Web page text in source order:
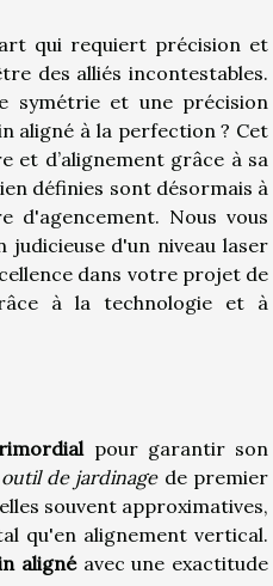
qui requiert précision et
des alliés incontestables.
symétrie et une précision
aligné à la perfection ? Cet
et d’alignement grâce à sa
définies sont désormais à
d'agencement. Nous vous
d'un niveau laser
dans votre projet de
à la technologie et à
pour garantir son
outil de jardinagede premier
souvent approximatives,
qu'en alignement vertical.
alignéavec une exactitude